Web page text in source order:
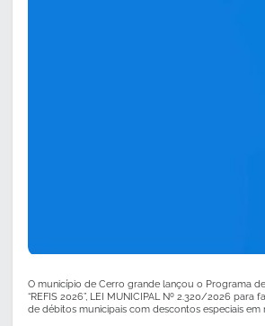
O município de Cerro grande lançou o Programa
“REFIS 2026”, LEI MUNICIPAL Nº 2.320/2026 para
de débitos municipais com descontos especiais em